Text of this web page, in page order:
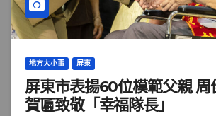
地方大小事 屏東
屏東市表揚60位模範父親 周
賀匾致敬「幸福隊長」